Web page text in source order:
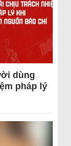
dùng
pháp lý